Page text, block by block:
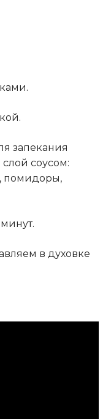
запекания
соусом:
помидоры,
в духовке